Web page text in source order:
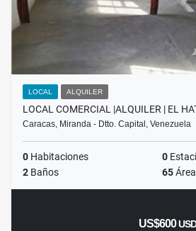
LOCAL ALQUILER
LOCAL COMERCIAL |ALQUILER | EL
Caracas, Miranda - Dtto. Capital, Venezuela
0 Habitaciones 0
2 Baños 65
US$600USD